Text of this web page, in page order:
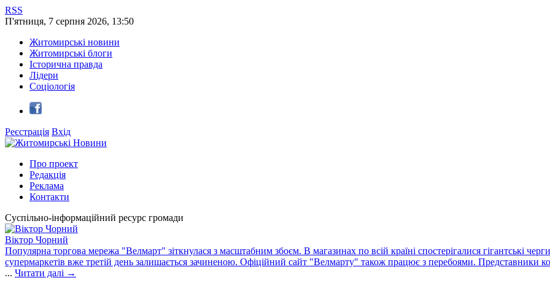
RSS
П'ятниця, 7 серпня 2026, 13:50
Житомирські новини
Житомирські блоги
Історична правда
Лідери
Соціологія
Реєстрація Вхід
Про проект
Редакція
Реклама
Контакти
Суспільно-інформаційний ресурс громади
Віктор Чорний
Популярна торгова мережа "Велмарт" зіткнулася з масштабним збоєм. В магазинах по всій країні спостерігалися гігантські
супермаркетів вже третій день залишається зачиненою. Офіційний сайт "Велмарту" також працює з перебоями. Представники
... Читати далі →